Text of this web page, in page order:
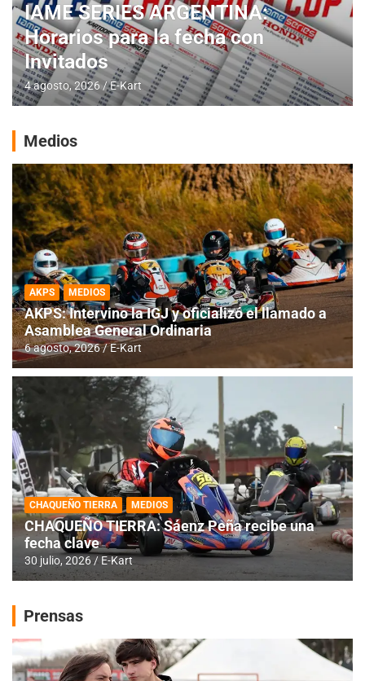
IAME SERIES ARGENTINA:
Horarios para la fecha con
Invitados
4 agosto, 2026 E-Kart
Medios
AKPS MEDIOS
AKPS: Intervino la IGJ y oficializó el llamado a
Asamblea General Ordinaria
6 agosto, 2026 E-Kart
CHAQUEÑO TIERRA MEDIOS
CHAQUEÑO TIERRA: Sáenz Peña recibe una
fecha clave
30 julio, 2026 E-Kart
Prensas